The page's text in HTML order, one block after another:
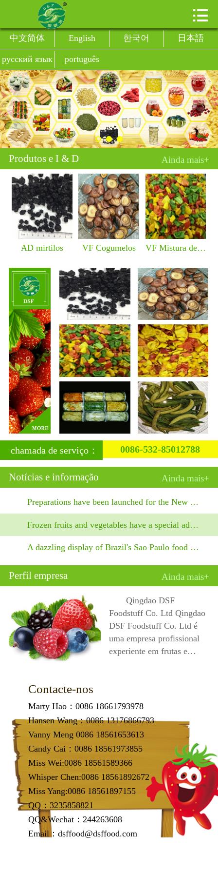
Pagina inicial
Perfil empresa
Marketing de rede
Os recursos humanos
Notícias e informação
Condições cooperação
Contacte-nos

中文简体 English 한국어 日本語
русский язык português
Produtos e I & D Ainda mais+
AD mirtilos VF Cogumelos VF Mistura de pimenta malagueta
chamada de serviço： 0086-532-85012788
Notícias e informação Ainda mais+
Preparations have been launched for the New Year's
Frozen fruits and vegetables have a special advant
A dazzling display of Brazil's Sao Paulo food show
Perfil empresa Ainda mais+
Qingdao DSF
Foodstuff Co. Ltd Qingdao
DSF Foodstuff Co. Ltd é
uma empresa profissional
experiente em frutas e
importaç......
Contacte-nos
Marty Hao：0086 18661793978
Hansen Wang：0086 13176866793
Vanny Meng 0086 18561653613
Candy Cai：0086 18561973855
Miss Wei:0086 18561589366
Whisper Chen:0086 18561892672
Miss Yang:0086 18561897155
QQ：3235858821
QQ&Wechat：244263608
Email：dsffood@dsffood.com